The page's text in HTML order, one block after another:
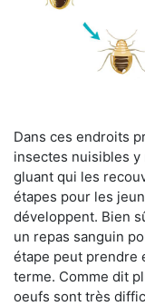
Dans ces endroits
insectes nuisibles y
gluant qui les
étapes pour les
développent. Bien
un repas sanguin
étape peut prendre
terme. Comme dit
oeufs sont très